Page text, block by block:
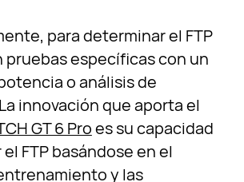
para determinar el FTP
pruebas específicas con un
o análisis de
innovación que aporta el
GT 6 Proes su capacidad
FTP basándose en el
y las